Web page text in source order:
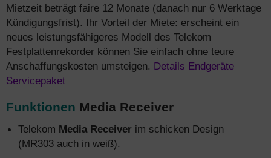
Mietzeit beträgt faire 12 Monate (danach nur 6 Werktage
Kündigungsfrist). Ihr Vorteil der Miete: erscheint ein
neues leistungsfähigeres Modell des Telekom
Festplattenrekorder können Sie einfach ohne teure
Anschaffungskosten umsteigen. Details Endgeräte
Servicepaket
Funktionen Media Receiver
Telekom Media Receiver im schicken Design
(MR303 auch in weiß).